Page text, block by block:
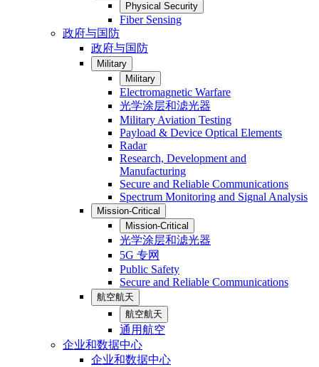
Physical Security
Fiber Sensing
政府与国防
政府与国防
Military
Military
Electromagnetic Warfare
光学涂层和滤光器
Military Aviation Testing
Payload & Device Optical Elements
Radar
Research, Development and
Manufacturing
Secure and Reliable Communications
Spectrum Monitoring and Signal Analysis
Mission-Critical
Mission-Critical
光学涂层和滤光器
5G 专网
Public Safety
Secure and Reliable Communications
航空航天
航空航天
通用航空
企业和数据中心
企业和数据中心